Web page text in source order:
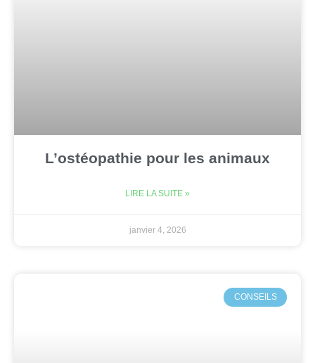
L’ostéopathie pour les animaux
LIRE LA SUITE »
janvier 4, 2026
CONSEILS